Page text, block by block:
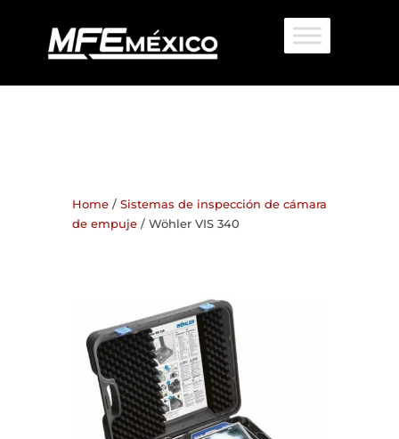
Home/ Sistemas de inspección de cámara
de empuje/ Wöhler VIS 340